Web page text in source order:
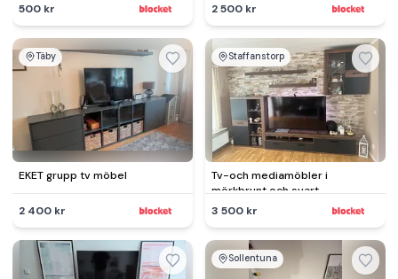
500 kr
2 500 kr
Täby
EKET grupp tv möbel
2 400 kr
Staffanstorp
Tv-och mediamöbler i
mörkbrunt och svart
3 500 kr
Sollentuna